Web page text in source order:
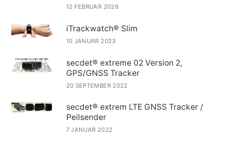
12 FEBRUAR 2026
iTrackwatch® Slim
10 JANUAR 2023
secdet® extreme 02 Version 2,
GPS/GNSS Tracker
20 SEPTEMBER 2022
secdet® extrem LTE GNSS Tracker /
Peilsender
7 JANUAR 2022